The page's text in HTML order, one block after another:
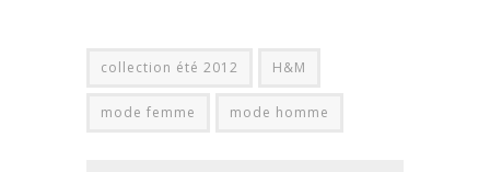
collection été 2012 H&M
mode femme mode homme